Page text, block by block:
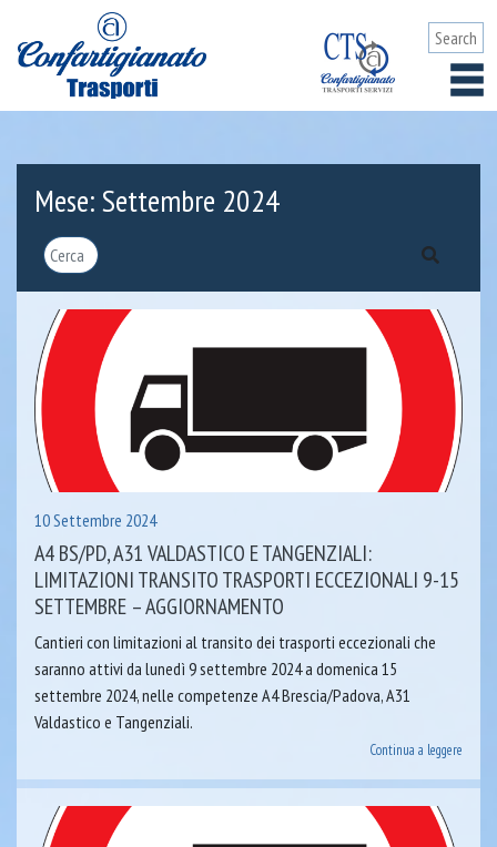
Mese:Settembre 2024
10 Settembre 2024
A4 BS/PD, A31 VALDASTICO E TANGENZIALI:
LIMITAZIONI TRANSITO TRASPORTI ECCEZIONALI 9-15
SETTEMBRE – AGGIORNAMENTO
Cantieri con limitazioni al transito dei trasporti eccezionali che
saranno attivi da lunedì 9 settembre 2024 a domenica 15
settembre 2024, nelle competenze A4 Brescia/Padova, A31
Valdastico e Tangenziali.
Continua a leggere